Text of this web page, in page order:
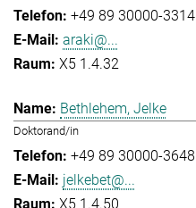
+49 89 30000-3314
araki@...
X5 1.4.32
Bethlehem, Jelke
Doktorand/in
+49 89 30000-3648
jelkebet@...
X5 1.4.50